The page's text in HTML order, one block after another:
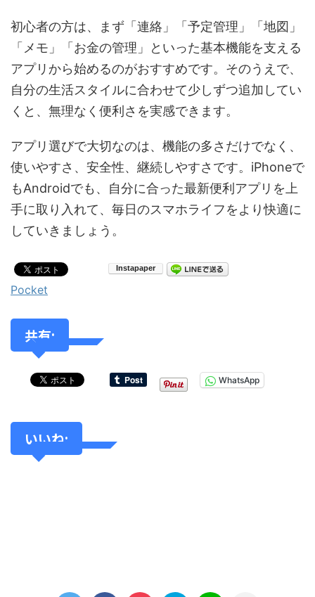
初心者の方は、まず「連絡」「予定管理」「地図」
「メモ」「お金の管理」といった基本機能を支える
アプリから始めるのがおすすめです。そのうえで、
自分の生活スタイルに合わせて少しずつ追加してい
くと、無理なく便利さを実感できます。
アプリ選びで大切なのは、機能の多さだけでなく、
使いやすさ、安全性、継続しやすさです。iPhoneで
もAndroidでも、自分に合った最新便利アプリを上
手に取り入れて、毎日のスマホライフをより快適に
していきましょう。
Pocket
共有:
WhatsApp
いいね: